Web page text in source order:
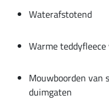
Waterafstotend
Warme
Mouwboorden van
duimgaten